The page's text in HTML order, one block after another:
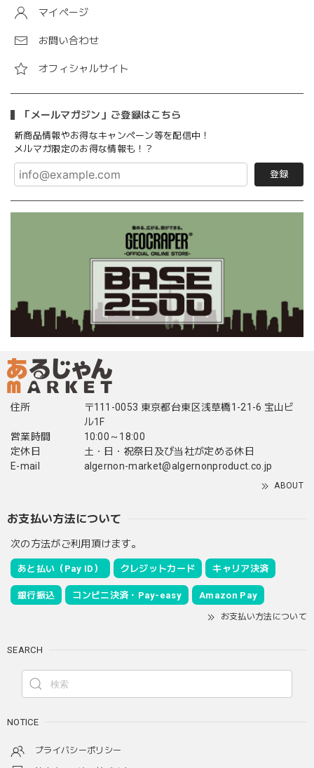
マイページ
お問い合わせ
オフィシャルサイト
「メールマガジン」ご登録はこちら
新商品情報やお得なキャンペーン等を配信中！
メルマガ限定のお得な情報も！？
登録
住所
〒111-0053 東京都台東区浅草橋1-21-6 宝山ビ
ル1F
営業時間
10:00～18:00
定休日
土・日・祝祭日及び当社が定める休日
E-mail
algernon-market@algernonproduct.co.jp
ABOUT
お支払い方法について
次の方法がご利用頂けます。
あと払い（Pay ID） クレジットカード キャリア決済
銀行振込 コンビニ決済・Pay-easy Amazon Pay
お支払い方法について
SEARCH
NOTICE
プライバシーポリシー